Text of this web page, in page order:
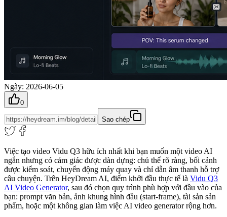
Ngày: 2026-06-05
0
Sao chép
Việc tạo video Vidu Q3 hữu ích nhất khi bạn muốn một video AI
ngắn nhưng có cảm giác được dàn dựng: chủ thể rõ ràng, bối cảnh
được kiểm soát, chuyển động máy quay và chỉ dẫn âm thanh hỗ trợ
câu chuyện. Trên HeyDream AI, điểm khởi đầu thực tế là Vidu Q3
AI Video Generator, sau đó chọn quy trình phù hợp với đầu vào của
bạn: prompt văn bản, ảnh khung hình đầu (start-frame), tài sản sản
phẩm, hoặc một không gian làm việc AI video generator rộng hơn.